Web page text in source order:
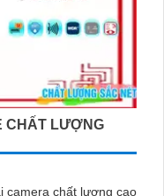
CHẤT LƯỢNG
camera chất lượng cao